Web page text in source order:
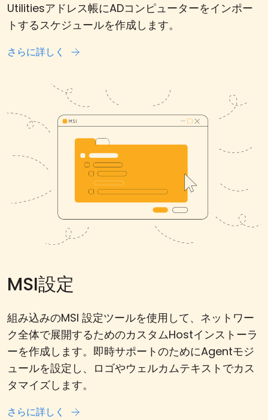
Utilitiesアドレス帳にADコンピューターをインポー
トするスケジュールを作成します。
さらに詳しく
MSI設定
組み込みのMSI 設定ツールを使用して、ネットワー
ク全体で展開するためのカスタムHostインストーラ
ーを作成します。即時サポートのためにAgentモジ
ュールを設定し、ロゴやウェルカムテキストでカス
タマイズします。
さらに詳しく